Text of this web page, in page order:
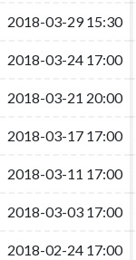
2018-03-29 15:30
2018-03-24 17:00
2018-03-21 20:00
2018-03-17 17:00
2018-03-11 17:00
2018-03-03 17:00
2018-02-24 17:00
2018-03-29 15:30
2018-03-24 17:00
2018-03-21 20:00
2018-03-17 17:00
2018-03-11 17:00
2018-03-03 17:00
2018-02-24 17:00